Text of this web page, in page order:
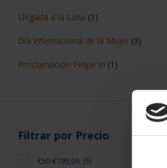
Llegada a la Luna (1)
Día Internacional de la Mujer (3)
Proclamación Felipe VI (1)
Filtrar por Precio
€50-€199,99 (5)